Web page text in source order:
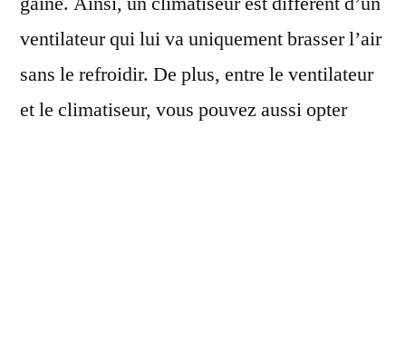
ventilateur qui lui va uniquement brasser l’air
sans le refroidir. De plus, entre le ventilateur
et le climatiseur, vous pouvez aussi opter